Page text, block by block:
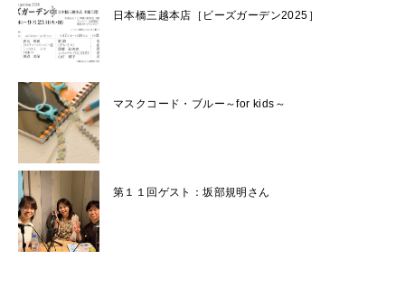
日本橋三越本店［ビーズガーデン2025］
マスクコード・ブルー～for kids～
第１１回ゲスト：坂部規明さん